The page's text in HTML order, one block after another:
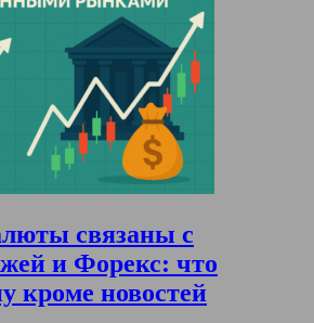
связаны с
и Форекс: что
кроме новостей